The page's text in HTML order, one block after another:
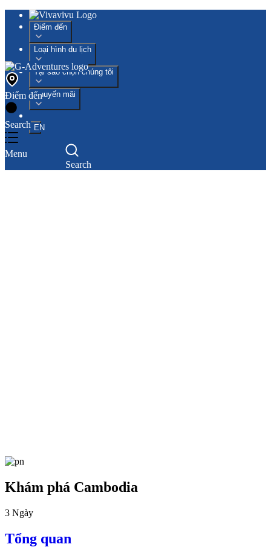
Điểm đến
Loại hình du lịch
Tại sao chọn chúng tôi
Khuyến mãi
EN
Search
Điểm đến
Search
Menu
Khám phá Cambodia
3 Ngày
Tổng quan